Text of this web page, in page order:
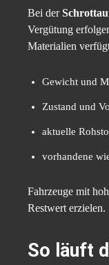
Bei der
Vergütung
Materialien
Gewicht und
Zustand und
aktuelle
vorhandene
Fahrzeuge mit
Restwert erzielen.
So läuft